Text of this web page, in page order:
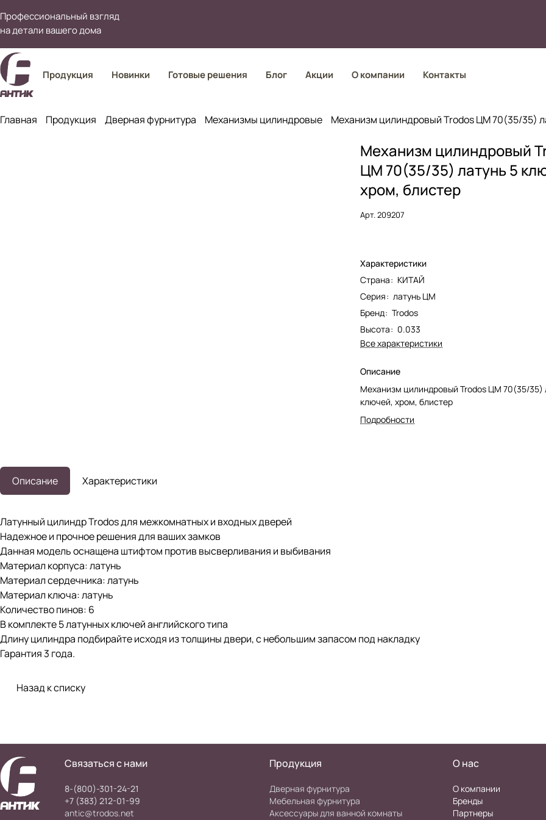
Профессиональный взгляд
на детали вашего дома
Продукция Новинки Готовые решения Блог Акции О компании Контакты
Главная Продукция Дверная фурнитура Механизмы цилиндровые Механизм цилиндровый Trodos ЦМ 70(35/35)
Механизм цилиндровый
ЦМ 70(35/35) латунь 5
хром, блистер
Арт.209207
Характеристики
Страна: КИТАЙ
Серия: латунь ЦМ
Бренд: Trodos
Высота: 0.033
Все характеристики
Описание
Механизм цилиндровый Trodos ЦМ 70(35/35)
ключей, хром, блистер
Подробности
Описание Характеристики
Латунный цилиндр Trodos для межкомнатных и входных дверей
Надежное и прочное решения для ваших замков
Данная модель оснащена штифтом против высверливания и выбивания
Материал корпуса: латунь
Материал сердечника: латунь
Материал ключа: латунь
Количество пинов: 6
В комплекте 5 латунных ключей английского типа
Длину цилиндра подбирайте исходя из толщины двери, с небольшим запасом под накладку
Гарантия 3 года.
Назад к списку
Связаться с нами
8-(800)-301-24-21
+7 (383) 212-01-99
antic@trodos.net
Продукция
Дверная фурнитура
Мебельная фурнитура
Аксессуары для ванной комнаты
О нас
О компании
Бренды
Партнеры